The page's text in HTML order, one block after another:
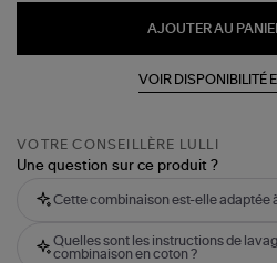
AJOUTER AU
VOIR DISPONIBILITÉ
VOTRE CONSEILLÈRE LULLI
Une question sur ce produit ?
Cette combinaison est-elle adaptée
Quelles sont les instructions de
combinaison en coton ?